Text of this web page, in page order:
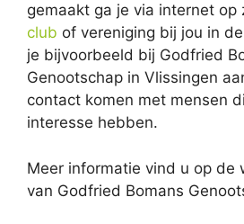
gemaakt ga je via internet op
club of vereniging bij jou in
je bijvoorbeeld bij Godfried
Genootschap in Vlissingen
contact komen met mensen
interesse hebben.
Meer informatie vind u op de
van Godfried Bomans